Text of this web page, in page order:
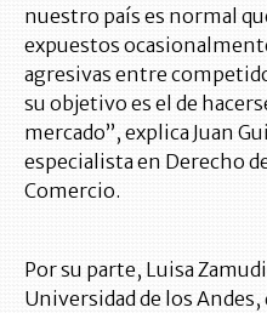
nuestro país es normal
expuestos
agresivas entre
su objetivo es el de
mercado”, explica Juan
especialista en Derecho
Comercio.
Por su parte, Luisa
Universidad de los Andes,